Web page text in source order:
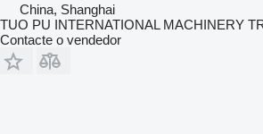
China, Shanghai
TUO PU INTERNATIONAL MACHINERY
Contacte o vendedor